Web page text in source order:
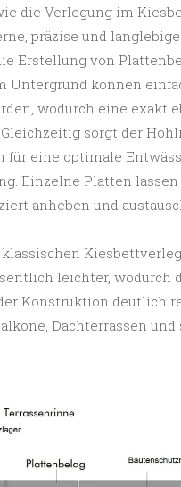
die Verlegung im
präzise und langlebige
Erstellung von
Untergrund können
wodurch eine exakt
sorgt der
für eine optimale
Einzelne Platten
anheben und
leichter, wodurch
Konstruktion deutlich
Dachterrassen und